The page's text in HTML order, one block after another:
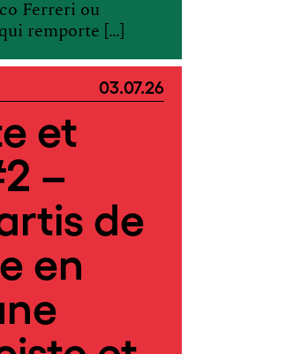
Ferreri ou
remporte […]
03.07.26
et
–
de
en